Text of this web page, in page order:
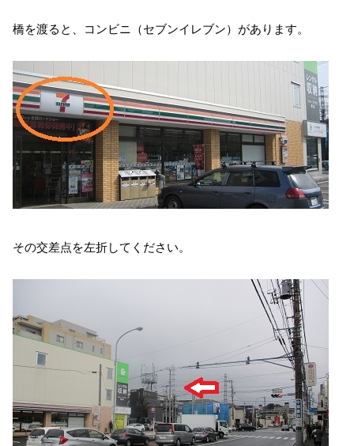
橋を渡ると、コンビニ（セブンイレブン）があります。
その交差点を左折してください。